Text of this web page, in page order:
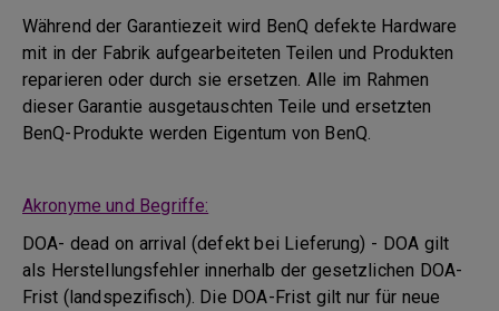
Während der Garantiezeit wird BenQ defekte Hardware
mit in der Fabrik aufgearbeiteten Teilen und Produkten
reparieren oder durch sie ersetzen. Alle im Rahmen
dieser Garantie ausgetauschten Teile und ersetzten
BenQ-Produkte werden Eigentum von BenQ.
Akronyme und Begriffe:
DOA- dead on arrival (defekt bei Lieferung) - DOA gilt
als Herstellungsfehler innerhalb der gesetzlichen DOA-
Frist (landspezifisch). Die DOA-Frist gilt nur für neue